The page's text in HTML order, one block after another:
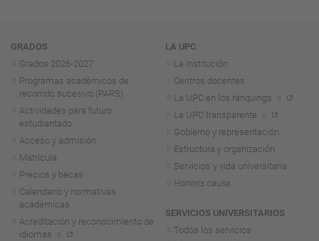
Navegación
GRADOS
Grados 2026-2027
Programas académicos de
recorrido sucesivo (PARS)
Actividades para futuro
estudiantado
Acceso y admisión
Matrícula
Precios y becas
Calendario y normativas
académicas
Acreditación y reconocimiento de
idiomas
LA UPC
La institución
Centros docentes
La UPC en los ránquings
La UPC transparente
Gobierno y representación
Estructura y organización
Servicios y vida universitaria
Honoris causa
SERVICIOS UNIVERSITARIOS
Todos los servicios